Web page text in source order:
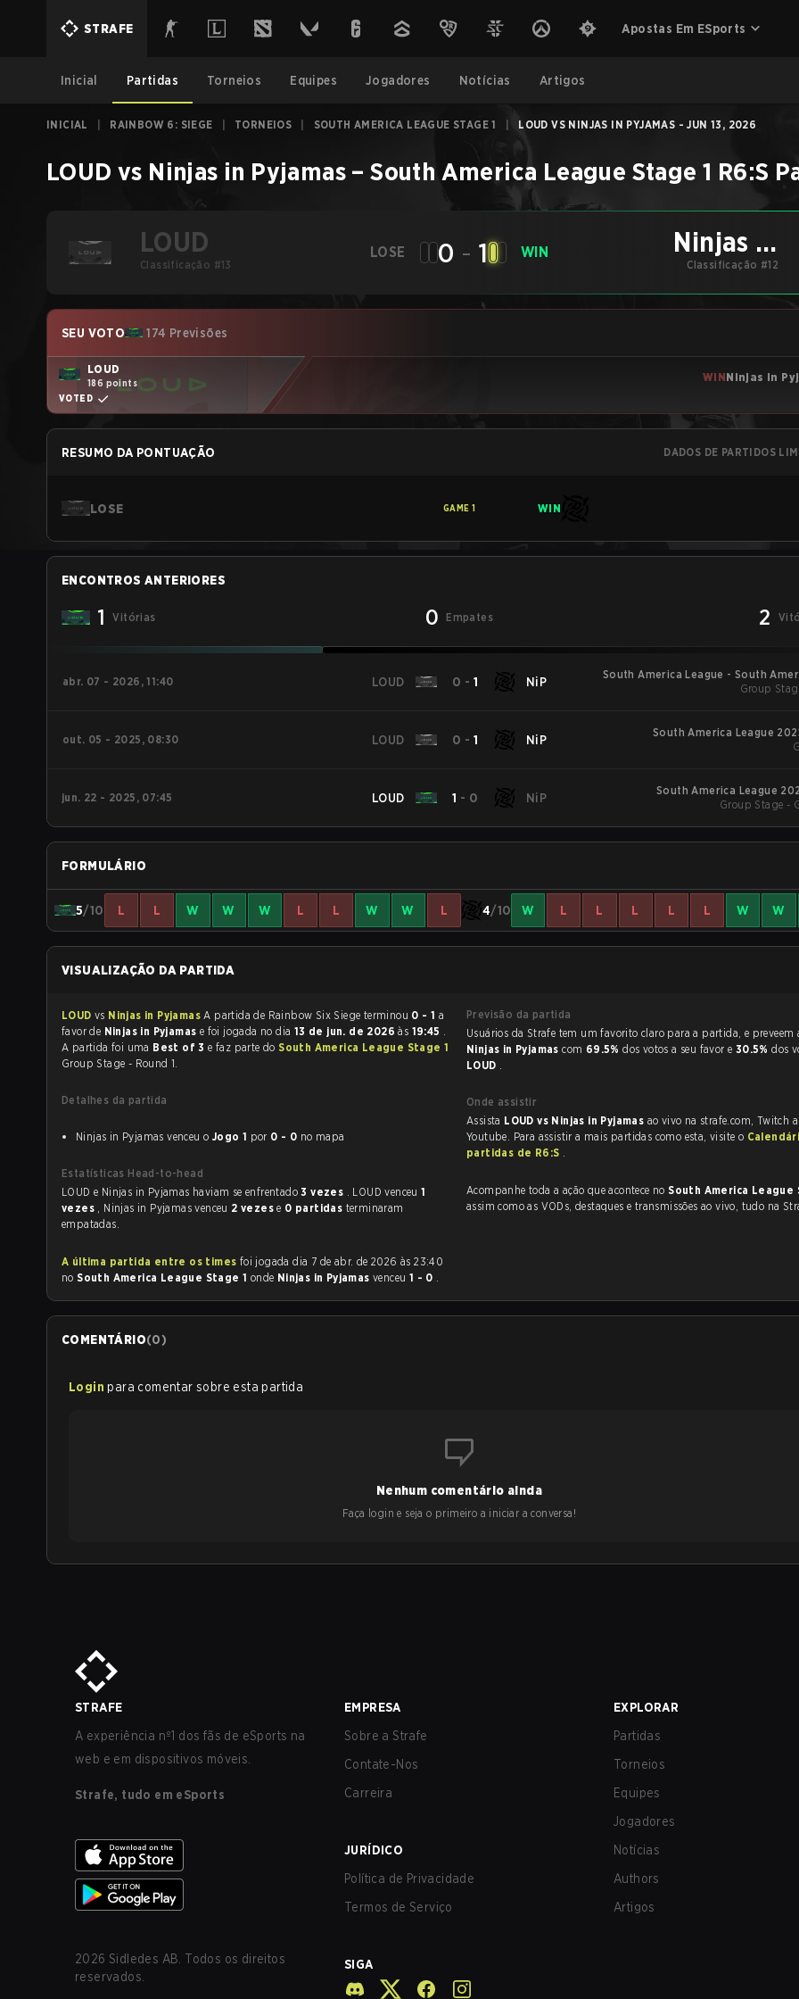
STRAFE Apostas Em ESports
Inicial Partidas Torneios Equipes Jogadores Notícias Artigos
INICIAL RAINBOW 6: SIEGE TORNEIOS SOUTH AMERICA LEAGUE STAGE 1 LOUD VS NINJAS IN PYJAMAS - JUN 13, 2026
LOUD vs Ninjas in Pyjamas –South America League Stage 1 R6:S
LOUD
Classificação #13
LOSE 0 - 1 WIN
Ninjas in
Pyjamas
Classificação #12
SEU VOTO 174 Previsões
LOUD
186 points
VOTED
WINNinjas in
RESUMO DA PONTUAÇÃO DADOS DE PARTIDOS
LOSE GAME 1 WIN
ENCONTROS ANTERIORES
1 Vitórias 0 Empates 2
abr. 07 - 2026, 11:40 LOUD 0 - 1 NiP
South America League - South
Group
out. 05 - 2025, 08:30 LOUD 0 - 1 NiP
South America League
jun. 22 - 2025, 07:45 LOUD 1 - 0 NiP
South America League
Group Stage -
FORMULÁRIO
5/10 L L W W W L L W W L 4/10 W L L L L L W W
VISUALIZAÇÃO DA PARTIDA
LOUD vs Ninjas in Pyjamas A partida de Rainbow Six Siege terminou 0 - 1
favor de Ninjas in Pyjamas e foi jogada no dia 13 de jun. de 2026às 19:45 .
A partida foi uma Best of 3e faz parte do South America League Stage 1
Group Stage - Round 1.
Detalhes da partida
Ninjas in Pyjamas venceu o Jogo 1 por 0 - 0 no mapa
Estatísticas Head-to-head
LOUD e Ninjas in Pyjamas haviam se enfrentado3 vezes . LOUD venceu1
vezes , Ninjas in Pyjamas venceu 2 vezese 0 partidas terminaram
empatadas.
A última partida entre os times
noSouth America League Stage 1 onde Ninjas in Pyjamas venceu 1 - 0 .
Previsão da partida
Usuários da Strafe tem um favorito
Ninjas in Pyjamascom 69.5%dos votos a seu favor e 30.5%dos
LOUD .
Onde assistir
Assista LOUD vs Ninjas in Pyjamas ao vivo na strafe.com, Twitch
Youtube. Para assistir a mais partidas como esta, visite o
partidas de R6:S .
Acompanhe toda a ação que acontece noSouth America League
assim como as VODs, destaques e transmissões ao vivo, tudo na
COMENTÁRIO(0)
Login para comentar sobre esta partida
Nenhum comentário ainda
Faça login e seja o primeiro a iniciar a conversa!
STRAFE
A experiência nº1 dos fãs de eSports na
web e em dispositivos móveis.
Strafe, tudo em eSports
2026 Sidledes AB. Todos os direitos
reservados.
EMPRESA
Sobre a Strafe
Contate-Nos
Carreira
JURÍDICO
Política de Privacidade
Termos de Serviço
SIGA
EXPLORAR
Partidas
Torneios
Equipes
Jogadores
Notícias
Authors
Artigos